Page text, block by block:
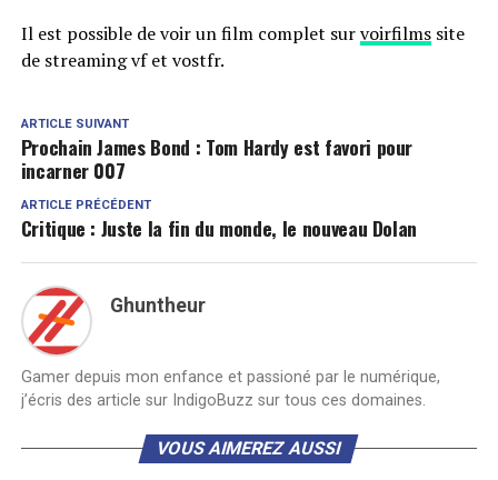
Il est possible de voir un film complet survoirfilmssite
de streaming vf et vostfr.
ARTICLE SUIVANT
Prochain James Bond : Tom Hardy est favori pour
incarner 007
ARTICLE PRÉCÉDENT
Critique : Juste la fin du monde, le nouveau Dolan
Ghuntheur
Gamer depuis mon enfance et passioné par le numérique,
j’écris des article sur IndigoBuzz sur tous ces domaines.
VOUS AIMEREZ AUSSI